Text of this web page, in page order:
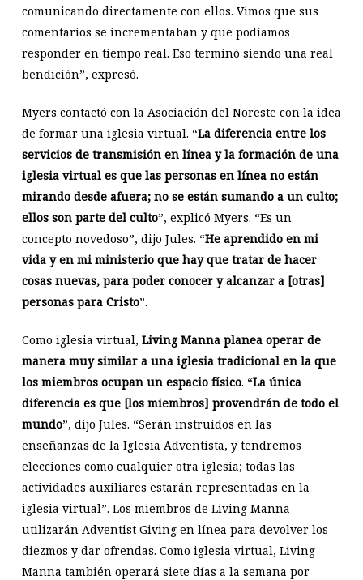
comunicando directamente con ellos. Vimos que sus
comentarios se incrementaban y que podíamos
responder en tiempo real. Eso terminó siendo una real
bendición”, expresó.
Myers contactó con la Asociación del Noreste con la idea
de formar una iglesia virtual. “La diferencia entre los
servicios de transmisión en línea y la formación de una
iglesia virtual es que las personas en línea no están
mirando desde afuera; no se están sumando a un culto;
ellos son parte del culto”, explicó Myers. “Es un
concepto novedoso”, dijo Jules. “He aprendido en mi
vida y en mi ministerio que hay que tratar de hacer
cosas nuevas, para poder conocer y alcanzar a [otras]
personas para Cristo”.
Como iglesia virtual, Living Manna planea operar de
manera muy similar a una iglesia tradicional en la que
los miembros ocupan un espacio físico. “La única
diferencia es que [los miembros] provendrán de todo el
mundo”, dijo Jules. “Serán instruidos en las
enseñanzas de la Iglesia Adventista, y tendremos
elecciones como cualquier otra iglesia; todas las
actividades auxiliares estarán representadas en la
iglesia virtual”. Los miembros de Living Manna
utilizarán Adventist Giving en línea para devolver los
diezmos y dar ofrendas. Como iglesia virtual, Living
Manna también operará siete días a la semana por